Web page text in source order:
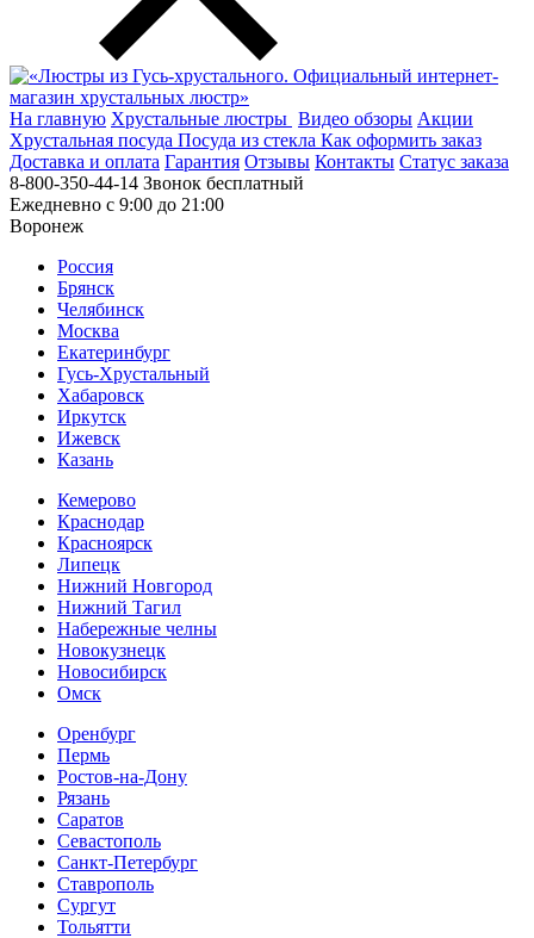
На главную Хрустальные люстры Видео обзоры Акции
Хрустальная посуда Посуда из стекла Как оформить заказ
Доставка и оплата Гарантия Отзывы Контакты Cтатус заказа
8-800-350-44-14 Звонок бесплатный
Ежедневно с 9:00 до 21:00
Воронеж
Россия
Брянск
Челябинск
Москва
Екатеринбург
Гусь-Хрустальный
Хабаровск
Иркутск
Ижевск
Казань
Кемерово
Краснодар
Красноярск
Липецк
Нижний Новгород
Нижний Тагил
Набережные челны
Новокузнецк
Новосибирск
Омск
Оренбург
Пермь
Ростов-на-Дону
Рязань
Саратов
Севастополь
Санкт-Петербург
Ставрополь
Сургут
Тольятти